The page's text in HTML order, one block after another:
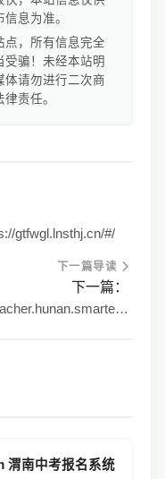
息为准。
点，所有信息完全
骗！未经本站明
体请勿进行二次商
责任。
gtfwgl.lnsthj.cn/#/
下一篇导读
下一篇：
湖南教师发展网登录平台https://teacher.hunan.smartedu.cn/
南中考报名系统